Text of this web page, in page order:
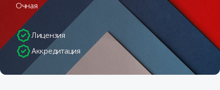
Очная
Лицензия
Аккредитация